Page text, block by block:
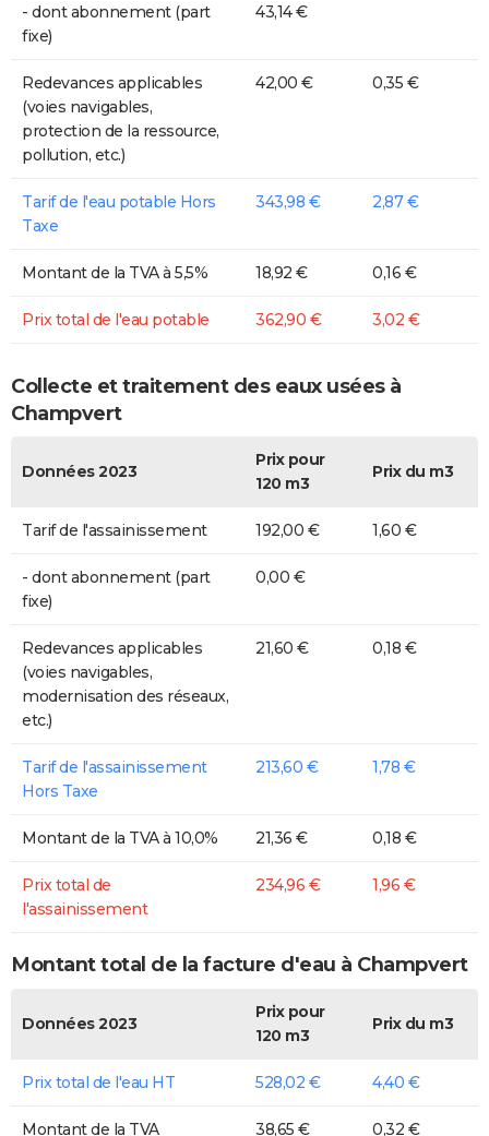
- dont abonnement (part
fixe)
43,14 €
Redevances applicables
(voies navigables,
protection de la ressource,
pollution, etc.)
42,00 € 0,35 €
Tarif de l'eau potable Hors
Taxe
343,98 € 2,87 €
Montant de la TVA à 5,5% 18,92 € 0,16 €
Prix total de l'eau potable 362,90 € 3,02 €
Collecte et traitement des eaux usées à
Champvert
Données 2023
Prix pour
120 m3
Prix du m3
Tarif de l'assainissement 192,00 € 1,60 €
- dont abonnement (part
fixe)
0,00 €
Redevances applicables
(voies navigables,
modernisation des réseaux,
etc.)
21,60 € 0,18 €
Tarif de l'assainissement
Hors Taxe
213,60 € 1,78 €
Montant de la TVA à 10,0% 21,36 € 0,18 €
Prix total de
l'assainissement
234,96 € 1,96 €
Montant total de la facture d'eau à Champvert
Données 2023
Prix pour
120 m3
Prix du m3
Prix total de l'eau HT 528,02 € 4,40 €
Montant de la TVA 38,65 € 0,32 €